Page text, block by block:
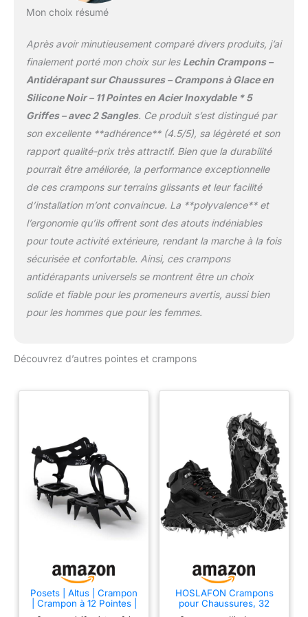
utilisation quotidienne en
hiver, comme promener
le chien, faire des
promenades, monter des
escaliers, pêche sur
glace, courtes
promenades, etc. Ne
conviennent pas pour les
pentes raides, l'alpinisme
Un must have pour votre
sécurité hivernale,
gardez toujours une
paire dans la voiture pour
difficiles.
avec les pointes pour
crampons à glace. La
fixation en silicone peut
vous accompagner tout
au long de l'hiver,
résistant à -40℃.
Utilisations : 4 tailles de
crampons à glace
répondent aux besoins
de la plupart des
adolescents et des
adultes. Les chaussures
de sport, les chaussures
décontractées et les
bottes peuvent être
équipées de crampons à
marcher, travailler ou
jouer en douceur dans la
pratiques : Deux sangles
chaussures et pour
éviter qu'ils ne tombent
accidentellement de vos
chaussures. Vous
pouvez ajuster le serrage
des bandes velcro en
fonction de vos besoins.
adaptés à l'escalade des
montagnes enneigées.
Veuillez acheter des
Mon choix résumé
Après avoir minutieusement comparé divers produits, j’ai
finalement porté mon choix sur les Lechin Crampons –
Antidérapant sur Chaussures – Crampons à Glace en
Silicone Noir – 11 Pointes en Acier Inoxydable * 5
Griffes – avec 2 Sangles. Ce produit s’est distingué par
son excellente **adhérence** (4.5/5), sa légèreté et son
rapport qualité-prix très attractif. Bien que la durabilité
pourrait être améliorée, la performance exceptionnelle
de ces crampons sur terrains glissants et leur facilité
d’installation m’ont convaincue. La **polyvalence** et
l’ergonomie qu’ils offrent sont des atouts indéniables
pour toute activité extérieure, rendant la marche à la fois
sécurisée et confortable. Ainsi, ces crampons
antidérapants universels se montrent être un choix
solide et fiable pour les promeneurs avertis, aussi bien
pour les hommes que pour les femmes.
Découvrez d’autres pointes et crampons
Posets | Altus | Crampon
| Crampon à 12 Pointes |
HOSLAFON Crampons
pour Chaussures, 32